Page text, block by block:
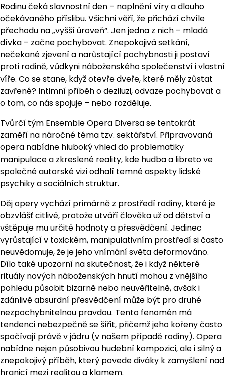
Rodinu čeká slavnostní den – naplnění víry a dlouho
očekávaného příslibu. Všichni věří, že přichází chvíle
přechodu na „vyšší úroveň“. Jen jedna z nich – mladá
dívka – začne pochybovat. Znepokojivá setkání,
nečekané zjevení a narůstající pochybnosti ji postaví
proti rodině, vůdkyni náboženského společenství i vlastní
víře. Co se stane, když otevře dveře, které měly zůstat
zavřené? Intimní příběh o deziluzi, odvaze pochybovat a
o tom, co nás spojuje – nebo rozděluje.
Tvůrčí tým Ensemble Opera Diversa se tentokrát
zaměří na náročné téma tzv. sektářství. Připravovaná
opera nabídne hluboký vhled do problematiky
manipulace a zkreslené reality, kde hudba a libreto ve
společné autorské vizi odhalí temné aspekty lidské
psychiky a sociálních struktur.
Děj opery vychází primárně z prostředí rodiny, které je
obzvlášť citlivé, protože utváří člověka už od dětství a
vštěpuje mu určité hodnoty a přesvědčení. Jedinec
vyrůstající v toxickém, manipulativním prostředí si často
neuvědomuje, že je jeho vnímání světa deformováno.
Dílo také upozorní na skutečnost, že i když některé
rituály nových náboženských hnutí mohou z vnějšího
pohledu působit bizarně nebo neuvěřitelně, avšak i
zdánlivě absurdní přesvědčení může být pro druhé
nezpochybnitelnou pravdou. Tento fenomén má
tendenci nebezpečně se šířit, přičemž jeho kořeny často
spočívají právě v jádru (v našem případě rodiny). Opera
nabídne nejen působivou hudební kompozici, ale i silný a
znepokojivý příběh, který povede diváky k zamyšlení nad
hranicí mezi realitou a klamem.